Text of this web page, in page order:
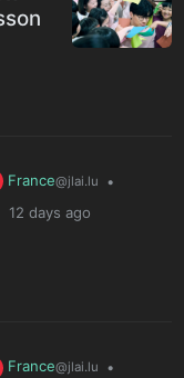
France@jlai.lu
•
12 days ago
France@jlai.lu
•